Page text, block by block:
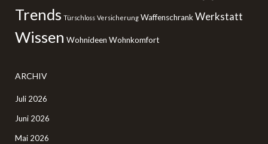
Trends Türschloss Versicherung WaffenschrankWerkstatt
Wissen Wohnideen Wohnkomfort
ARCHIV
Juli 2026
Juni 2026
Mai 2026